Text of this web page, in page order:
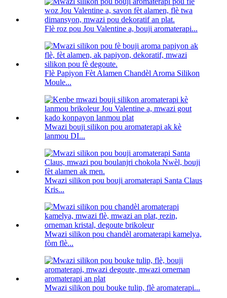
Flè roz pou Jou Valentine a, bouji aromaterapi...
Flè Papiyon Fèt Alamen Chandèl Aroma Silikon
Moule...
Mwazi bouji silikon pou aromaterapi ak kè
lanmou DI...
Mwazi silikon pou bouji aromaterapi Santa Claus
Kris...
Mwazi silikon pou chandèl aromaterapi kamelya,
fòm flè...
Mwazi silikon pou bouke tulip, flè aromaterapi...